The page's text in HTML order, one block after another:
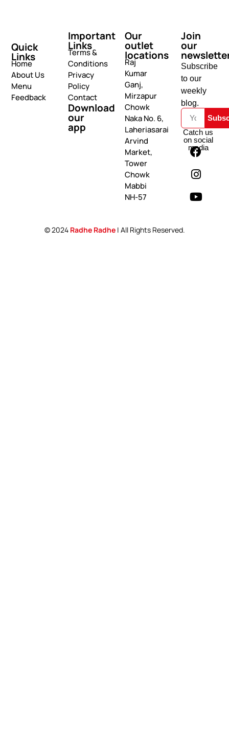
Quick
Links
Home
About Us
Menu
Feedback
Important
Links
Terms &
Conditions
Privacy
Policy
Contact
Download
our
app
Our
outlet
locations
Raj
Kumar
Ganj,
Mirzapur
Chowk
Naka No. 6,
Laheriasarai
Arvind
Market,
Tower
Chowk
Mabbi
NH-57
Join
our
Subscribe
to our
weekly
blog.
Catch us
on social
media
© 2024 Radhe Radhe | All Rights Reserved.